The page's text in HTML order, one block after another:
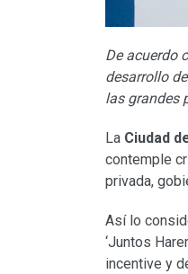
De acuerdo
desarrollo
las grandes
La Ciudad
contemple
privada,
Así lo
‘Juntos
incentive y